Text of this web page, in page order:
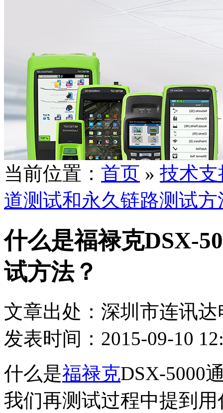
当前位置： 首页 » 技术支
道测试和永久链路测试方
什么是福禄克DSX-
试方法？
文章出处：深圳市连讯
发表时间：2015-09-10
什么是福禄克DSX-5000
我们再测试过程中提到